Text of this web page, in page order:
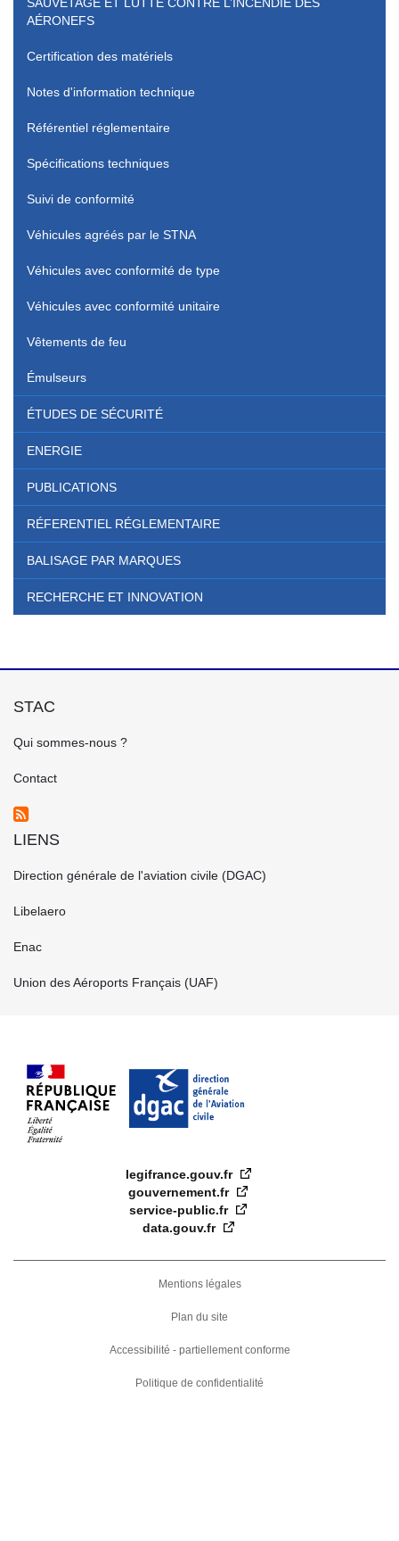
SAUVETAGE ET LUTTE CONTRE L’INCENDIE DES
AÉRONEFS
Certification des matériels
Notes d'information technique
Référentiel réglementaire
Spécifications techniques
Suivi de conformité
Véhicules agréés par le STNA
Véhicules avec conformité de type
Véhicules avec conformité unitaire
Vêtements de feu
Émulseurs
ÉTUDES DE SÉCURITÉ
ENERGIE
PUBLICATIONS
RÉFERENTIEL RÉGLEMENTAIRE
BALISAGE PAR MARQUES
RECHERCHE ET INNOVATION
STAC
GAUCHE
Qui sommes-nous ?
Contact
LIENS
CENTRE
Direction générale de l'aviation civile (DGAC)
Libelaero
Enac
Union des Aéroports Français (UAF)
legifrance.gouv.fr
gouvernement.fr
service-public.fr
data.gouv.fr
Mentions légales
Plan du site
Accessibilité - partiellement conforme
Politique de confidentialité